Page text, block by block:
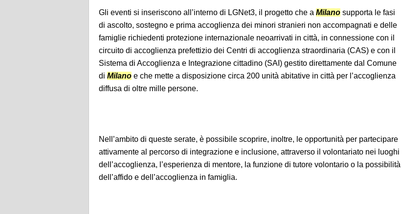
Gli eventi si inseriscono all’interno di LGNet3, il progetto che a Milano supporta le fasi
di ascolto, sostegno e prima accoglienza dei minori stranieri non accompagnati e delle
famiglie richiedenti protezione internazionale neoarrivati in città, in connessione con il
circuito di accoglienza prefettizio dei Centri di accoglienza straordinaria (CAS) e con il
Sistema di Accoglienza e Integrazione cittadino (SAI) gestito direttamente dal Comune
di Milano e che mette a disposizione circa 200 unità abitative in città per l’accoglienza
diffusa di oltre mille persone.
Nell’ambito di queste serate, è possibile scoprire, inoltre, le opportunità per partecipare
attivamente al percorso di integrazione e inclusione, attraverso il volontariato nei luoghi
dell’accoglienza, l’esperienza di mentore, la funzione di tutore volontario o la possibilità
dell’affido e dell’accoglienza in famiglia.